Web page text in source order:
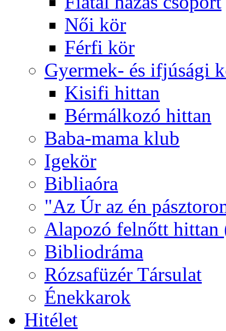
Női kör
Férfi kör
Gyermek- és ifjúsági
Kisifi hittan
Bérmálkozó hittan
Baba-mama klub
Igekör
Bibliaóra
"Az Úr az én
Alapozó felnőtt hittan
Bibliodráma
Rózsafüzér Társulat
Énekkarok
Hitélet